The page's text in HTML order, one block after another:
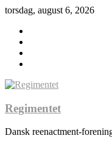
torsdag, august 6, 2026
Regimentet
Dansk reenactment-